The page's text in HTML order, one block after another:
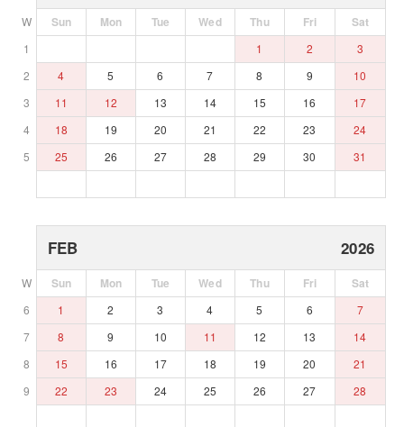
W Sun Mon Tue Wed Thu Fri Sat
1 1 2
3
2
4 5 6 7 8 9
10
3
11 12 13 14 15 16
17
4
18 19 20 21 22 23
24
5
25 26 27 28 29 30 31
FEB 2026
W Sun Mon Tue Wed Thu Fri Sat
6 1 2 3 4 5 6
7
7
8 9 10 11 12 13
14
8
15 16 17 18 19 20
21
9
22 23 24 25 26 27 28